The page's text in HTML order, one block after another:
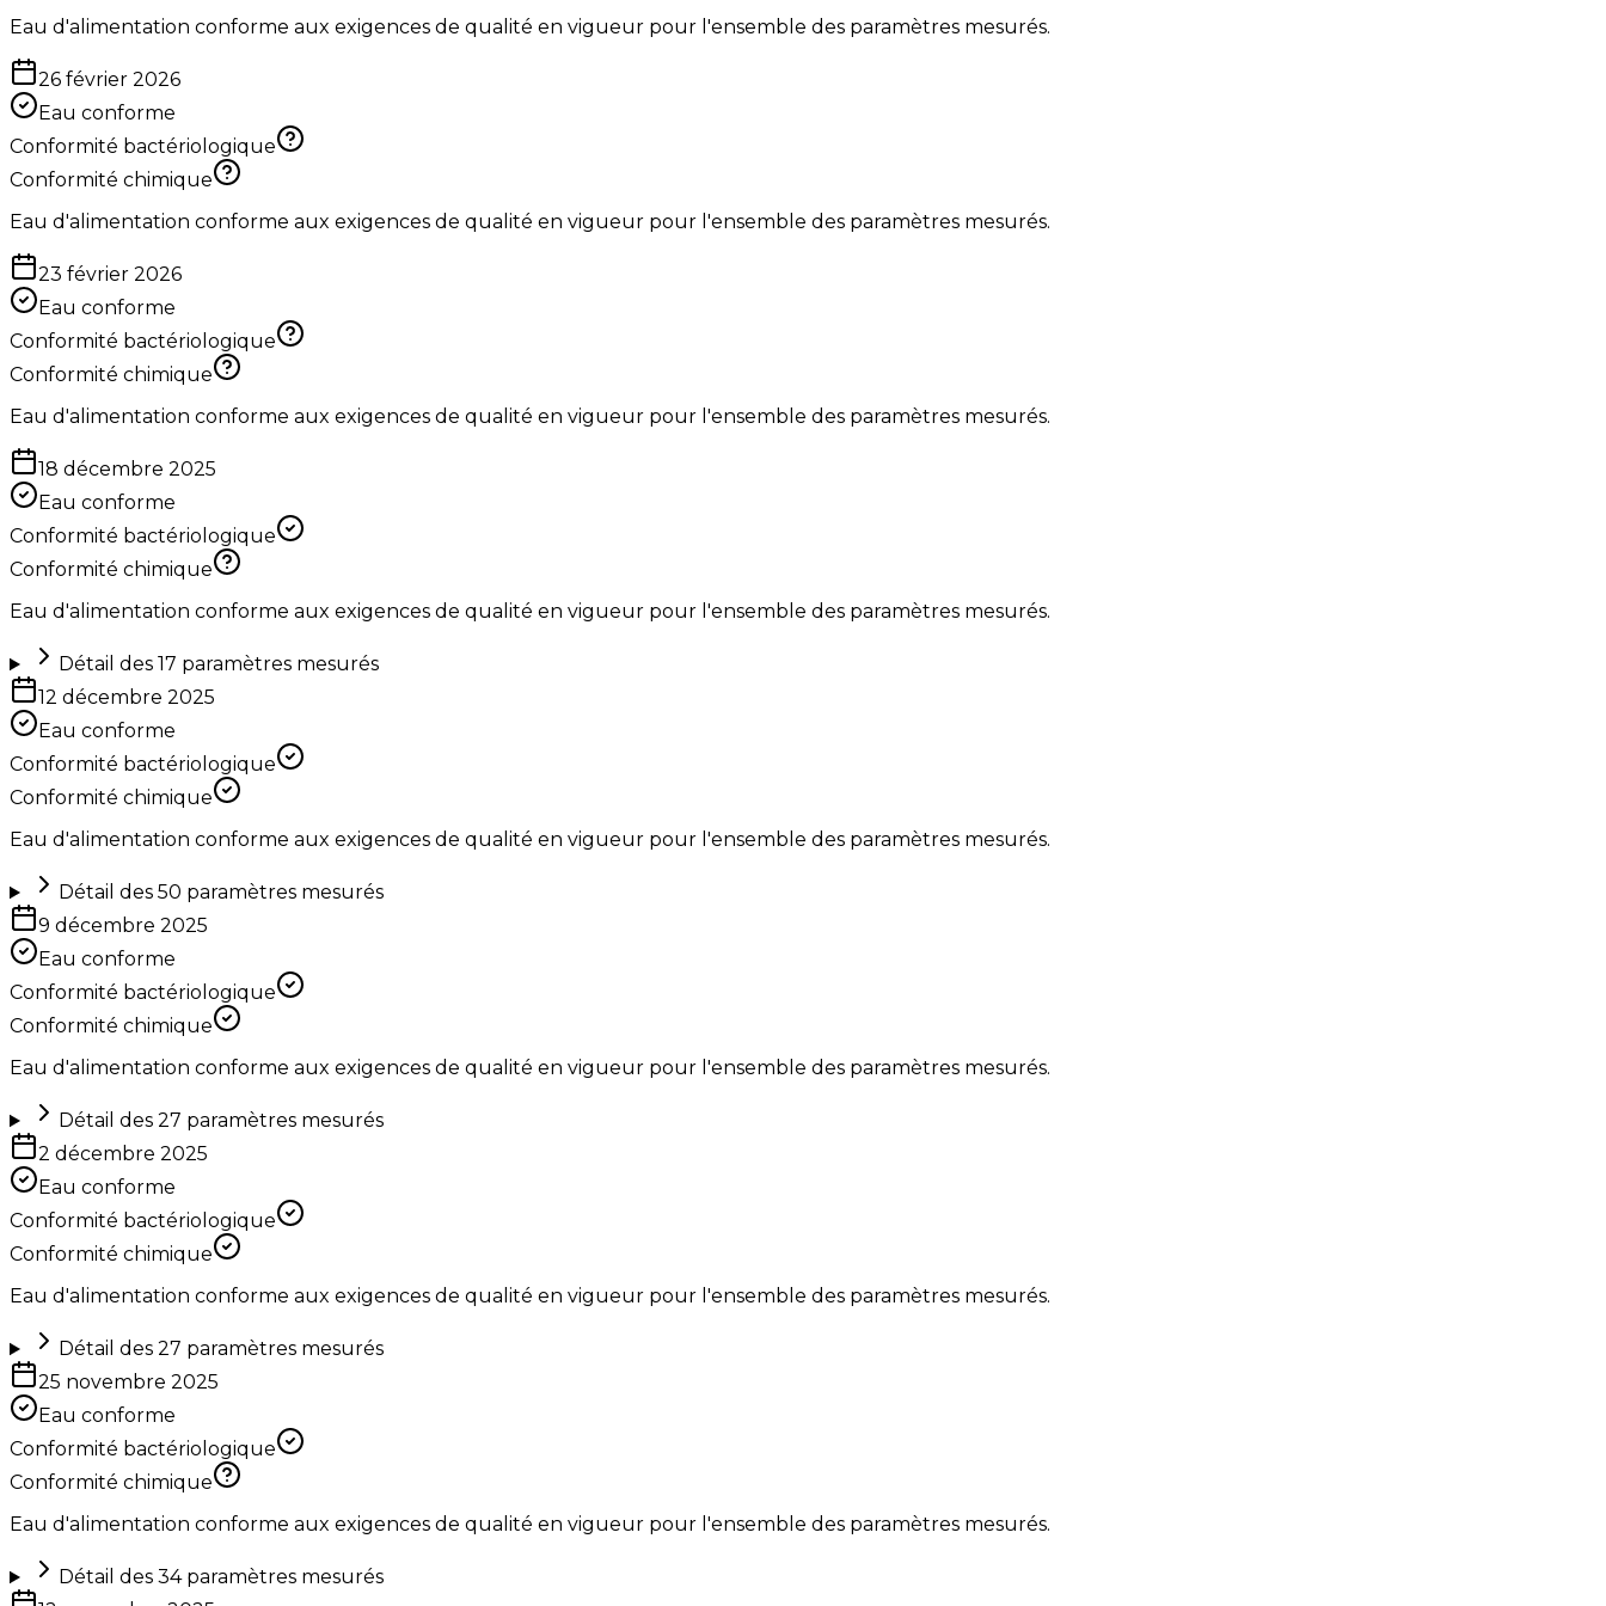
Eau d'alimentation conforme aux exigences de qualité en vigueur pour l'ensemble des paramètres mesurés.
26 février 2026
Eau conforme
Conformité bactériologique
Conformité chimique
Eau d'alimentation conforme aux exigences de qualité en vigueur pour l'ensemble des paramètres mesurés.
23 février 2026
Eau conforme
Conformité bactériologique
Conformité chimique
Eau d'alimentation conforme aux exigences de qualité en vigueur pour l'ensemble des paramètres mesurés.
18 décembre 2025
Eau conforme
Conformité bactériologique
Conformité chimique
Eau d'alimentation conforme aux exigences de qualité en vigueur pour l'ensemble des paramètres mesurés.
Détail des 17 paramètres mesurés
12 décembre 2025
Eau conforme
Conformité bactériologique
Conformité chimique
Eau d'alimentation conforme aux exigences de qualité en vigueur pour l'ensemble des paramètres mesurés.
Détail des 50 paramètres mesurés
9 décembre 2025
Eau conforme
Conformité bactériologique
Conformité chimique
Eau d'alimentation conforme aux exigences de qualité en vigueur pour l'ensemble des paramètres mesurés.
Détail des 27 paramètres mesurés
2 décembre 2025
Eau conforme
Conformité bactériologique
Conformité chimique
Eau d'alimentation conforme aux exigences de qualité en vigueur pour l'ensemble des paramètres mesurés.
Détail des 27 paramètres mesurés
25 novembre 2025
Eau conforme
Conformité bactériologique
Conformité chimique
Eau d'alimentation conforme aux exigences de qualité en vigueur pour l'ensemble des paramètres mesurés.
Détail des 34paramètres mesurés